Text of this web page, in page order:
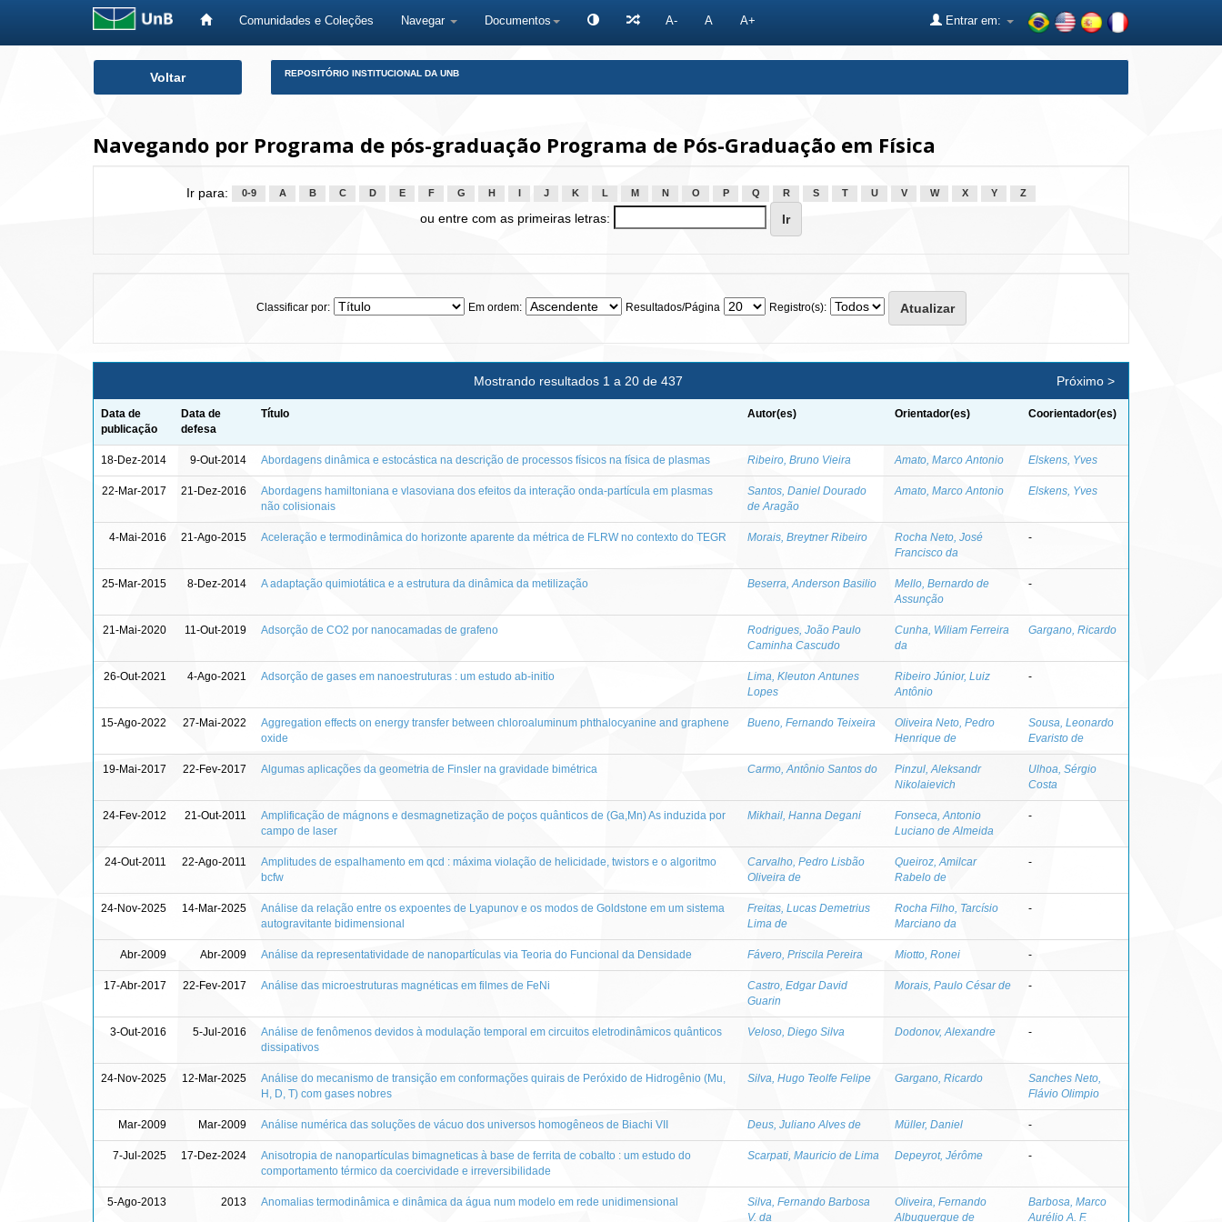
Comunidades e Coleções Navegar Documentos A- A A+ Entrar em:
Voltar REPOSITÓRIO INSTITUCIONAL DA UNB
Navegando por Programa de pós-graduação Programa de Pós-Graduação em Física
Ir para: 0-9 A B C D E F G H J K L M N O P Q R S T U V W X Y Z
ou entre com as primeiras letras:
Classificar por: Em ordem: Resultados/Página Registro(s):
Mostrando resultados 1 a 20 de 437 Próximo >
Data de
publicação
Data de
defesa
Título Autor(es) Orientador(es) Coorientador(es)
18-Dez-2014 9-Out-2014 Abordagens dinâmica e estocástica na descrição de processos físicos na física de plasmas Ribeiro, Bruno Vieira Amato, Marco Antonio Elskens, Yves
22-Mar-2017 21-Dez-2016
Abordagens hamiltoniana e vlasoviana dos efeitos da interação onda-partícula em plasmas
não colisionais
Santos, Daniel Dourado
de Aragão
Amato, Marco Antonio Elskens, Yves
4-Mai-2016 21-Ago-2015 Aceleração e termodinâmica do horizonte aparente da métrica de FLRW no contexto do TEGR Morais, Breytner Ribeiro
Rocha Neto, José
Francisco da
-
25-Mar-2015 8-Dez-2014 A adaptação quimiotática e a estrutura da dinâmica da metilização Beserra, Anderson Basilio
Mello, Bernardo de
Assunção
-
21-Mai-2020 11-Out-2019 Adsorção de CO2 por nanocamadas de grafeno
Rodrigues, João Paulo
Caminha Cascudo
Cunha, Wiliam Ferreira
da
Gargano, Ricardo
26-Out-2021 4-Ago-2021 Adsorção de gases em nanoestruturas : um estudo ab-initio
Lima, Kleuton Antunes
Lopes
Ribeiro Júnior, Luiz
Antônio
-
15-Ago-2022 27-Mai-2022
Aggregation effects on energy transfer between chloroaluminum phthalocyanine and graphene
oxide
Bueno, Fernando Teixeira
Oliveira Neto, Pedro
Henrique de
Sousa, Leonardo
Evaristo de
19-Mai-2017 22-Fev-2017 Algumas aplicações da geometria de Finsler na gravidade bimétrica Carmo, Antônio Santos do
Pinzul, Aleksandr
Nikolaievich
Ulhoa, Sérgio
Costa
24-Fev-2012 21-Out-2011
Amplificação de mágnons e desmagnetização de poços quânticos de (Ga,Mn) As induzida por
campo de laser
Mikhail, Hanna Degani
Fonseca, Antonio
Luciano de Almeida
-
24-Out-2011 22-Ago-2011
Amplitudes de espalhamento em qcd : máxima violação de helicidade, twistors e o algoritmo
bcfw
Carvalho, Pedro Lisbão
Oliveira de
Queiroz, Amilcar
Rabelo de
-
24-Nov-2025 14-Mar-2025
Análise da relação entre os expoentes de Lyapunov e os modos de Goldstone em um sistema
autogravitante bidimensional
Freitas, Lucas Demetrius
Lima de
Rocha Filho, Tarcísio
Marciano da
-
Abr-2009 Abr-2009 Análise da representatividade de nanopartículas via Teoria do Funcional da Densidade Fávero, Priscila Pereira Miotto, Ronei -
17-Abr-2017 22-Fev-2017 Análise das microestruturas magnéticas em filmes de FeNi
Castro, Edgar David
Guarin
Morais, Paulo César de -
3-Out-2016 5-Jul-2016
Análise de fenômenos devidos à modulação temporal em circuitos eletrodinâmicos quânticos
dissipativos
Veloso, Diego Silva Dodonov, Alexandre -
24-Nov-2025 12-Mar-2025
Análise do mecanismo de transição em conformações quirais de Peróxido de Hidrogênio (Mu,
H, D, T) com gases nobres
Silva, Hugo Teolfe Felipe Gargano, Ricardo
Sanches Neto,
Flávio Olimpio
Mar-2009 Mar-2009 Análise numérica das soluções de vácuo dos universos homogêneos de Biachi VII Deus, Juliano Alves de Müller, Daniel -
7-Jul-2025 17-Dez-2024
Anisotropia de nanopartículas bimagneticas à base de ferrita de cobalto : um estudo do
comportamento térmico da coercividade e irreversibilidade
Scarpati, Mauricio de Lima Depeyrot, Jérôme -
5-Ago-2013 2013 Anomalias termodinâmica e dinâmica da água num modelo em rede unidimensional
Silva, Fernando Barbosa
V. da
Oliveira, Fernando
Albuquerque de
Barbosa, Marco
Aurélio A. F.